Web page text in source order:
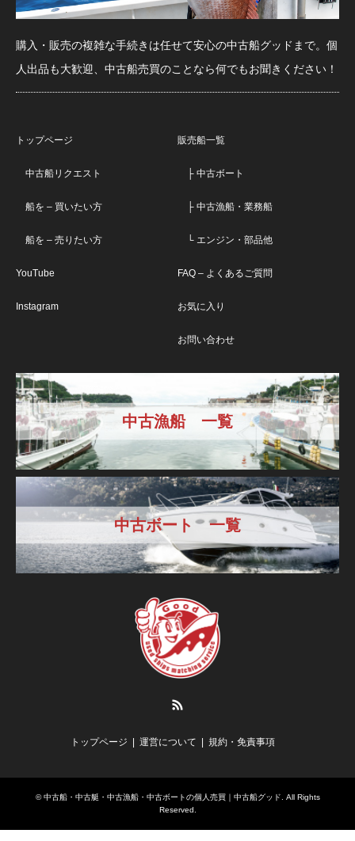
購入・販売の複雑な手続きは任せて安心の中古船グッドまで。個
人出品も大歓迎、中古船売買のことなら何でもお聞きください！
トップページ
中古船リクエスト
船を – 買いたい方
船を – 売りたい方
YouTube
Instagram
販売船一覧
├ 中古ボート
├ 中古漁船・業務船
└ エンジン・部品他
FAQ – よくあるご質問
お気に入り
お問い合わせ
中古漁船 一覧
中古ボート 一覧
トップページ 運営について 規約・免責事項
©中古船・中古艇・中古漁船・中古ボートの個人売買｜中古船グッド . All Rights
Reserved.